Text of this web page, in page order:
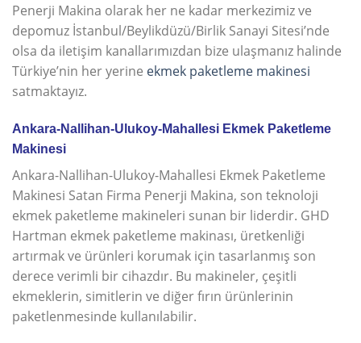
Penerji Makina olarak her ne kadar merkezimiz ve
depomuz İstanbul/Beylikdüzü/Birlik Sanayi Sitesi’nde
olsa da iletişim kanallarımızdan bize ulaşmanız halinde
Türkiye’nin her yerine ekmek paketleme makinesi
satmaktayız.
Ankara-Nallihan-Ulukoy-Mahallesi Ekmek Paketleme
Makinesi
Ankara-Nallihan-Ulukoy-Mahallesi Ekmek Paketleme
Makinesi Satan Firma Penerji Makina, son teknoloji
ekmek paketleme makineleri sunan bir liderdir. GHD
Hartman ekmek paketleme makinası, üretkenliği
artırmak ve ürünleri korumak için tasarlanmış son
derece verimli bir cihazdır. Bu makineler, çeşitli
ekmeklerin, simitlerin ve diğer fırın ürünlerinin
paketlenmesinde kullanılabilir.